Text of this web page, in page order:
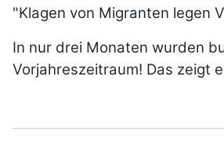
"Klagen von Migranten legen
In nur drei Monaten wurden
Vorjahreszeitraum! Das zeigt